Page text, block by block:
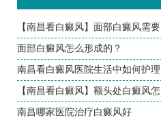
【南昌看白癜风】面部白癜风需要
面部白癜风怎么形成的？
南昌看白癜风医院生活中如何护理
【南昌看白癜风】额头处白癜风怎
南昌哪家医院治疗白癜风好